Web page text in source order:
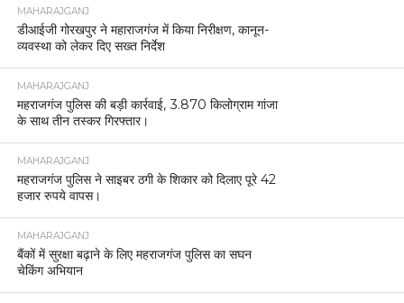
MAHARAJGANJ
डीआईजी गोरखपुर ने महाराजगंज में किया निरीक्षण, कानून-
व्यवस्था को लेकर दिए सख्त निर्देश
MAHARAJGANJ
महराजगंज पुलिस की बड़ी कार्रवाई, 3.870 किलोग्राम गांजा
के साथ तीन तस्कर गिरफ्तार।
MAHARAJGANJ
महराजगंज पुलिस ने साइबर ठगी के शिकार को दिलाए पूरे 42
हजार रुपये वापस।
MAHARAJGANJ
बैंकों में सुरक्षा बढ़ाने के लिए महराजगंज पुलिस का सघन
चेकिंग अभियान